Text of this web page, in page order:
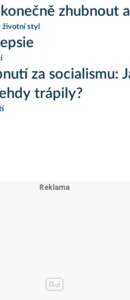
zhubnout
životní styl
za socialismu:
trápily?